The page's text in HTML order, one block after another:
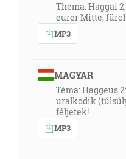
Thema: Haggai
eurer Mitte,
MP3
MAGYAR
Téma: Haggeus
uralkodik
féljetek!
MP3